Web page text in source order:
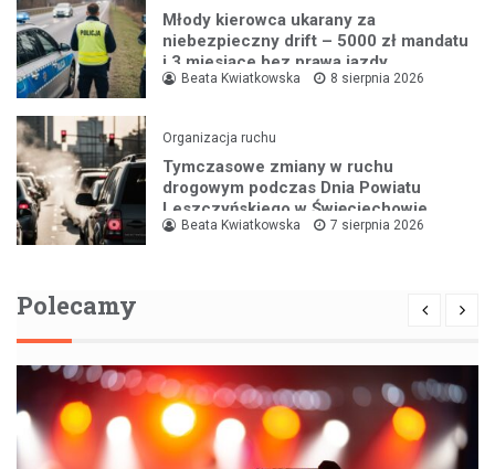
Młody kierowca ukarany za
niebezpieczny drift – 5000 zł mandatu
i 3 miesiące bez prawa jazdy
Beata Kwiatkowska 8 sierpnia 2026
Organizacja ruchu
Tymczasowe zmiany w ruchu
drogowym podczas Dnia Powiatu
Leszczyńskiego w Święciechowie
Beata Kwiatkowska 7 sierpnia 2026
Polecamy